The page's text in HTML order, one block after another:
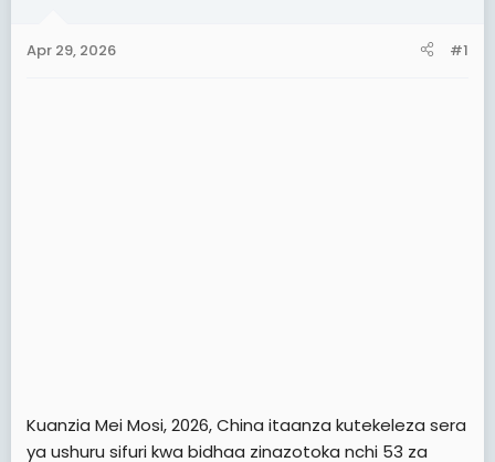
a
Apr 29, 2026 #1
Kuanzia Mei Mosi, 2026, China itaanza kutekeleza sera
ya ushuru sifuri kwa bidhaa zinazotoka nchi 53 za